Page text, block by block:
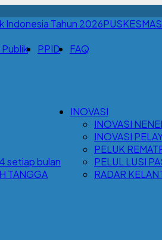
PPID FAQ
setiap bulan
TANGGA
INOVASI
INOVASI
INOVASI
PELUK
PELUL LUSI
RADAR